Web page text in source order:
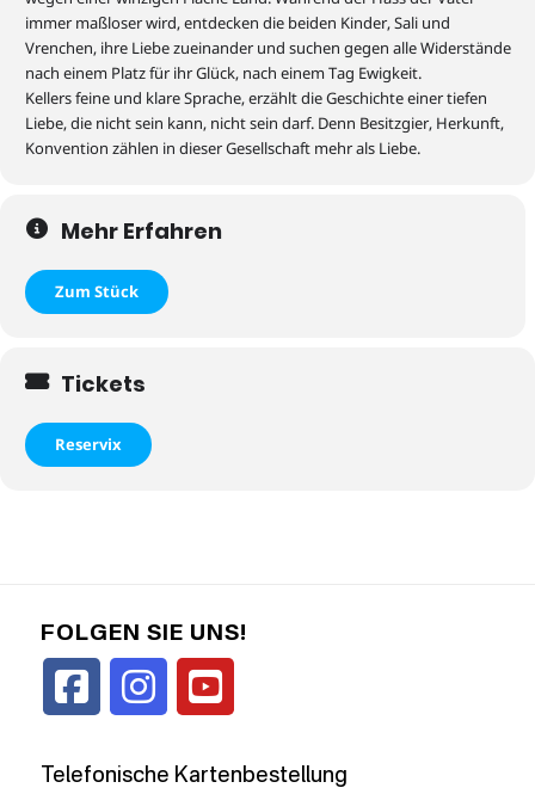
immer maßloser wird, entdecken die beiden Kinder, Sali und
Vrenchen, ihre Liebe zueinander und suchen gegen alle Widerstände
nach einem Platz für ihr Glück, nach einem Tag Ewigkeit.
Kellers feine und klare Sprache, erzählt die Geschichte einer tiefen
Liebe, die nicht sein kann, nicht sein darf. Denn Besitzgier, Herkunft,
Konvention zählen in dieser Gesellschaft mehr als Liebe.
Mehr Erfahren
Zum Stück
Tickets
Reservix
FOLGEN SIE UNS!
Telefonische Kartenbestellung